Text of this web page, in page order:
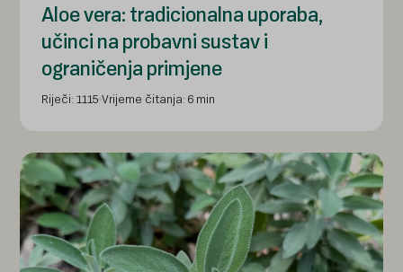
Aloe vera: tradicionalna uporaba,
učinci na probavni sustav i
ograničenja primjene
Riječi: 1115 Vrijeme čitanja: 6 min